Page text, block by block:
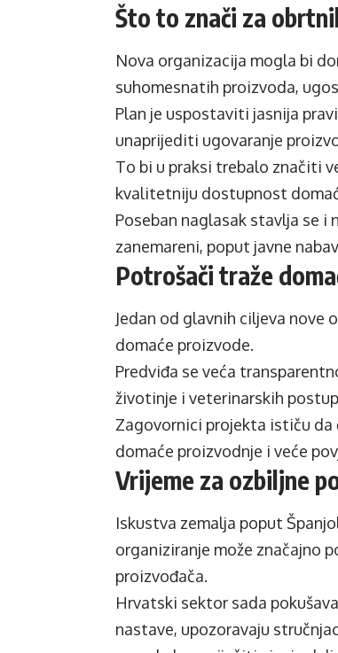
Što to znači za
Nova organizacija mogla bi
suhomesnatih proizvoda,
Plan je uspostaviti jasnija
unaprijediti ugovaranje
To bi u praksi trebalo značiti
kvalitetniju dostupnost
Poseban naglasak stavlja se
zanemareni, poput javne
Potrošači traže
Jedan od glavnih ciljeva nove
domaće proizvode.
Predviđa se veća
životinje i veterinarskih
Zagovornici projekta ističu da
domaće proizvodnje i veće
Vrijeme za ozbiljne
Iskustva zemalja poput
organiziranje može značajno
proizvođača.
Hrvatski sektor sada
nastave, upozoravaju